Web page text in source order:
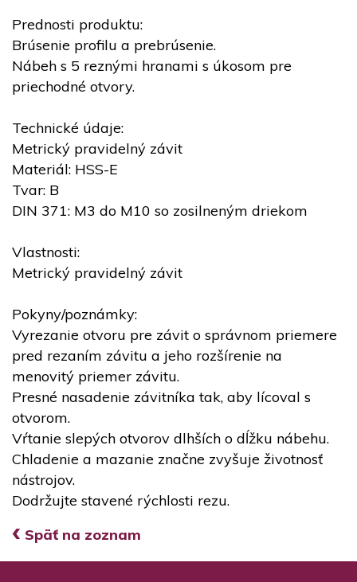
Prednosti produktu:
Brúsenie profilu a prebrúsenie.
Nábeh s 5 reznými hranami s úkosom pre
priechodné otvory.
Technické údaje:
Metrický pravidelný závit
Materiál: HSS-E
Tvar: B
DIN 371: M3 do M10 so zosilneným driekom
Vlastnosti:
Metrický pravidelný závit
Pokyny/poznámky:
Vyrezanie otvoru pre závit o správnom priemere
pred rezaním závitu a jeho rozšírenie na
menovitý priemer závitu.
Presné nasadenie závitníka tak, aby lícoval s
otvorom.
Vŕtanie slepých otvorov dlhších o dĺžku nábehu.
Chladenie a mazanie značne zvyšuje životnosť
nástrojov.
Dodržujte stavené rýchlosti rezu.
‹ Späť na zoznam